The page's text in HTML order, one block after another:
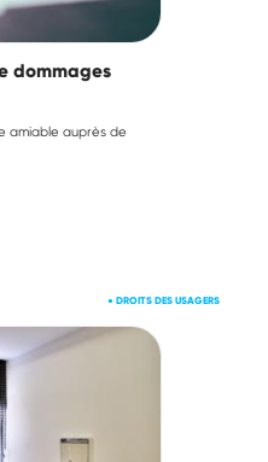
dommages
amiable auprès de
● DROITS DES USAGERS